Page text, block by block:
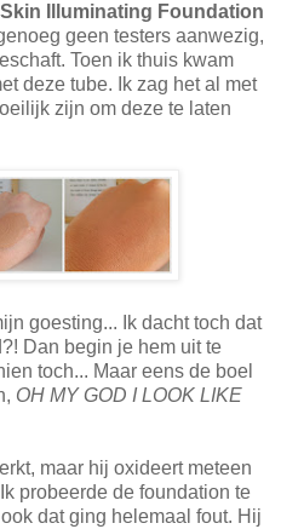
Illuminating Foundation
geen testers aanwezig,
Toen ik thuis kwam
deze tube. Ik zag het al met
zijn om deze te laten
goesting... Ik dacht toch dat
Dan begin je hem uit te
toch... Maar eens de boel
OH MY GOD I LOOK LIKE
maar hij oxideert meteen
probeerde de foundation te
dat ging helemaal fout. Hij